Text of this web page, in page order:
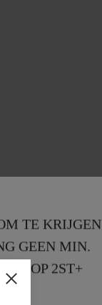
TE KRIJGEN
GEEN MIN.
OP 2ST+